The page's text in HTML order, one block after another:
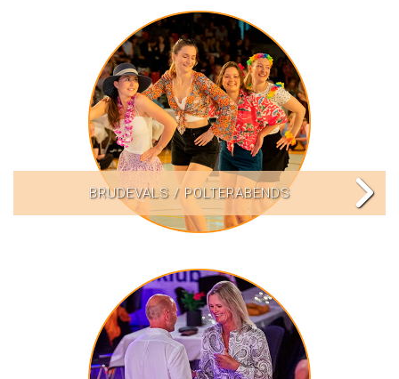
BRUDEVALS / POLTERABENDS